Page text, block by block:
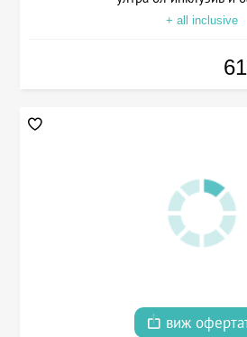
+ all inclusive
виж